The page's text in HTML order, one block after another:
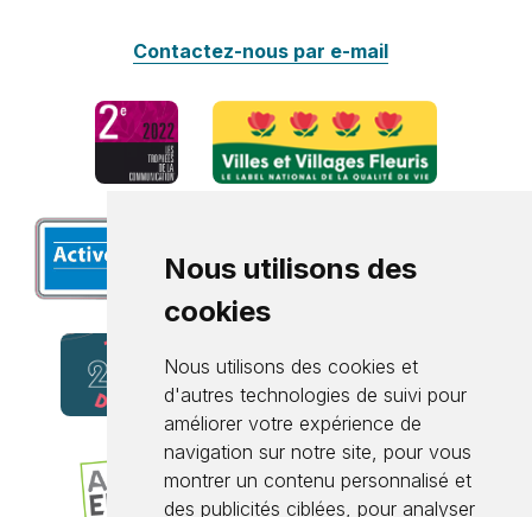
Nous utilisons des
cookies
Nous utilisons des cookies et
d'autres technologies de suivi pour
améliorer votre expérience de
navigation sur notre site, pour vous
montrer un contenu personnalisé et
des publicités ciblées, pour analyser
Contactez-nous par e-mail